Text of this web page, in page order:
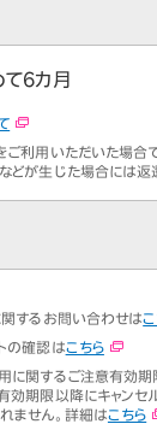
6カ月
ご利用いただいた場合
どが生じた場合には返
関するお問い合わせは
の確認はこちら
に関するご注意有効期
効期限以降にキャンセ
ません。詳細はこちら